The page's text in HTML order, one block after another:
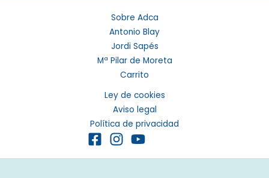
Sobre Adca
Antonio Blay
Jordi Sapés
Mª Pilar de Moreta
Carrito
Ley de cookies
Aviso legal
Política de privacidad